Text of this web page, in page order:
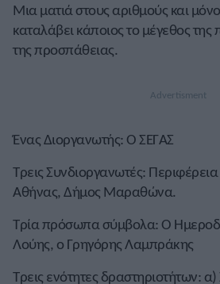
Μια ματιά στους αριθμούς και
καταλάβει κάποιος το μέγεθος της
της προσπάθειας.
Ένας Διοργανωτής: Ο ΣΕΓΑΣ
Τρεις Συνδιοργανωτές:
Αθήνας, Δήμος Μαραθώνα.
Τρία πρόσωπα σύμβολα: Ο
Λούης, ο Γρηγόρης Λαμπράκης
Τρεις ενότητες δραστηριοτήτων: